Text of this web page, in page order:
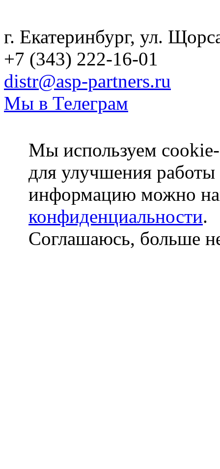
г. Екатеринбург, ул.
+7 (343) 222-16-01
distr@asp-partners.ru
Мы в Телеграм
Мы используем
для улучшения
информацию можно
конфиденциальности.
Соглашаюсь, больше